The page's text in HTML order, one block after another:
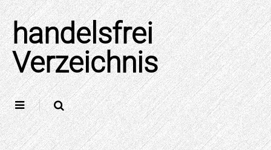
Skip
to
content
handelsfrei
Verzeichnis